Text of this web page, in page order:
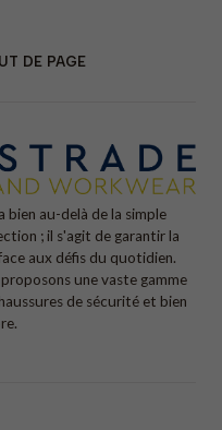
DE PAGE
bien au-delà de la simple
; il s'agit de garantir la
aux défis du quotidien.
une vaste gamme
de sécurité et bien